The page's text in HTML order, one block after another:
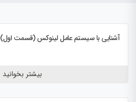
آشنایی با سیستم‌ عامل لینوکس (قسمت اول)
بیشتر بخوانید